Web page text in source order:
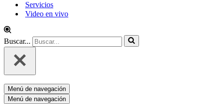
Servicios
Video en vivo
Buscar...
Menú de navegación
Menú de navegación